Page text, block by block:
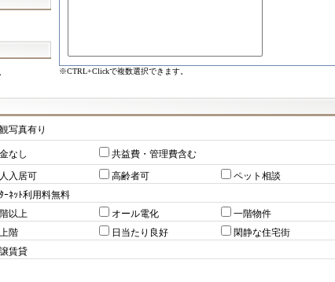
※CTRL+Clickで複数選択できます。
写真有り
なし 共益費・管理費含む
入居可 高齢者可
ペット相談
ｰﾈｯﾄ利用料無料
以上 オール電化
一階物件
階 日当たり良好
閑静な住宅街
賃貸